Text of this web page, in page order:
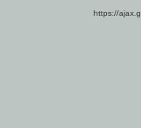
https://